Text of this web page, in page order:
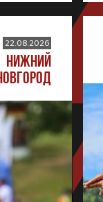
22.08.2026
НИЖНИЙ